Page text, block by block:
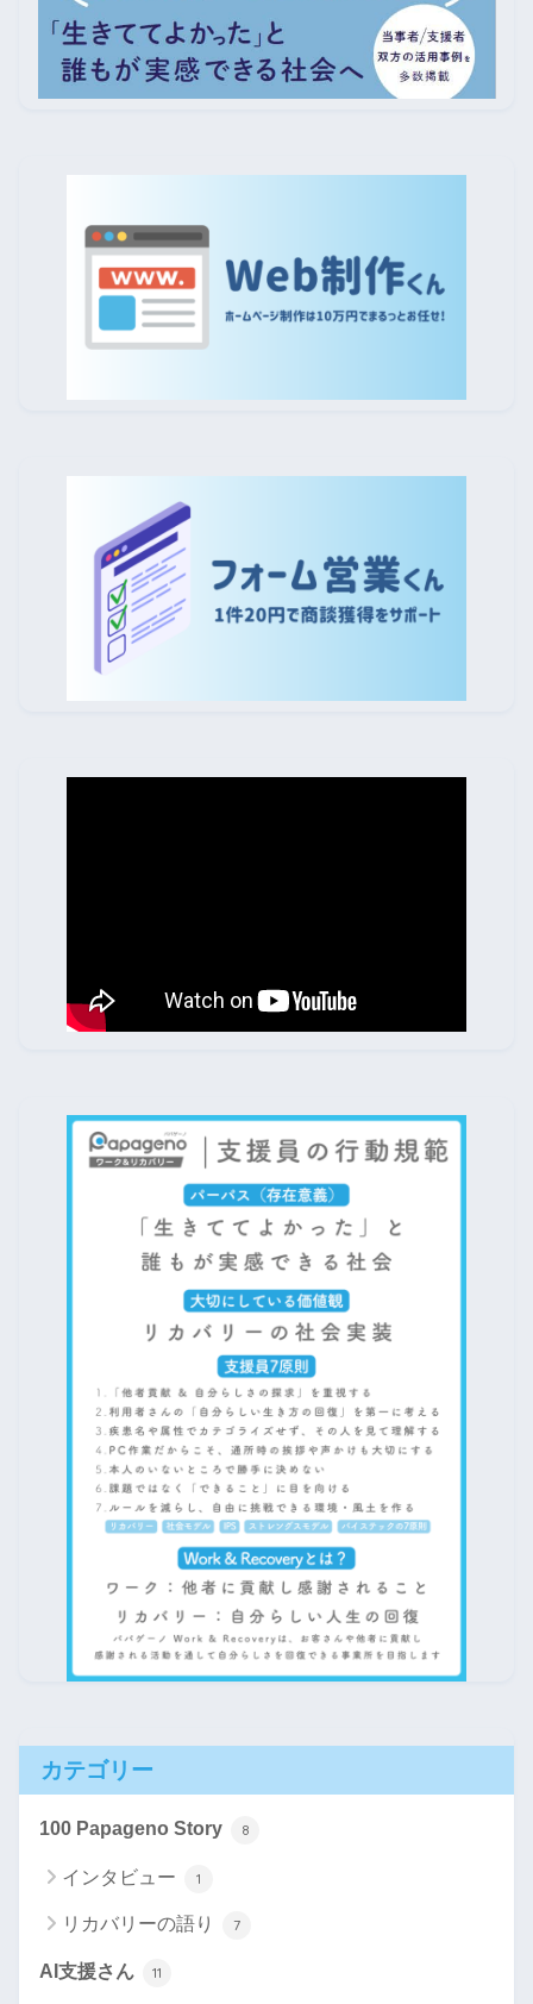
カテゴリー
100 Papageno Story 8
インタビュー 1
リカバリーの語り 7
AI支援さん 11